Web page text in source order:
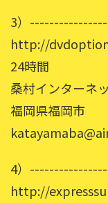
3）----------------
http://
24時間
桑村インターネ
福岡県福岡市
4）----------------
http://